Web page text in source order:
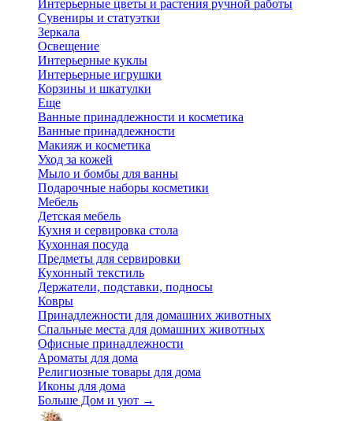
Интерьерные цветы и растения ручной работы
Сувениры и статуэтки
Зеркала
Освещение
Интерьерные куклы
Интерьерные игрушки
Корзины и шкатулки
Еще
Ванные принадлежности и косметика
Ванные принадлежности
Макияж и косметика
Уход за кожей
Мыло и бомбы для ванны
Подарочные наборы косметики
Мебель
Детская мебель
Кухня и сервировка стола
Кухонная посуда
Предметы для сервировки
Кухонный текстиль
Держатели, подставки, подносы
Ковры
Принадлежности для домашних животных
Спальные места для домашних животных
Офисные принадлежности
Ароматы для дома
Религиозные товары для дома
Иконы для дома
Больше Дом и уют →